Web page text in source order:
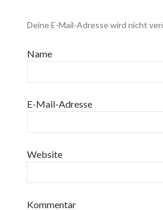
Deine E-Mail-Adresse wird nicht
Name
E-Mail-Adresse
Website
Kommentar